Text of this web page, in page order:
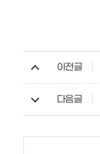
이전글
다음글